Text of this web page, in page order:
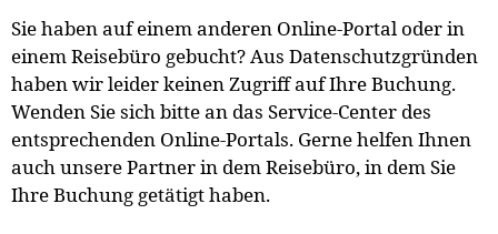
Sie haben auf einem anderen Online-Portal oder in
einem Reisebüro gebucht? Aus Datenschutzgründen
haben wir leider keinen Zugriff auf Ihre Buchung.
Wenden Sie sich bitte an das Service-Center des
entsprechenden Online-Portals. Gerne helfen Ihnen
auch unsere Partner in dem Reisebüro, in dem Sie
Ihre Buchung getätigt haben.